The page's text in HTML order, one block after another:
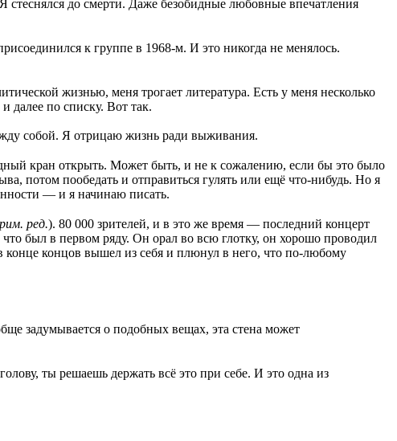
стеснялся до смерти. Даже безобидные любовные впечатления
к группе в 1968-м. И это никогда не менялось.
жизнью, меня трогает литература. Есть у меня несколько
по списку. Вот так.
собой. Я отрицаю жизнь ради выживания.
кран открыть. Может быть, и не к сожалению, если бы это было
потом пообедать и отправиться гулять или ещё что-нибудь. Но я
— и я начинаю писать.
ред.). 80 000 зрителей, и в это же время — последний концерт
был в первом ряду. Он орал во всю глотку, он хорошо проводил
конце концов вышел из себя и плюнул в него, что по-любому
задумывается о подобных вещах, эта стена может
ты решаешь держать всё это при себе. И это одна из